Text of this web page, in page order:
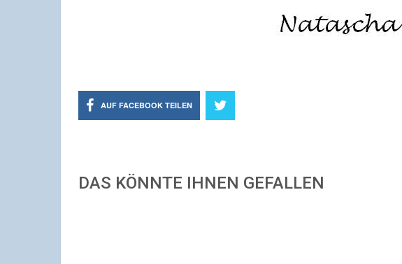
AUF FACEBOOK TEILEN
DAS KÖNNTE IHNEN GEFALLEN